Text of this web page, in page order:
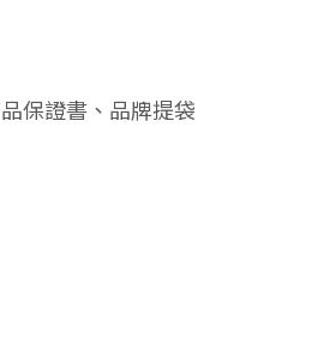
保證書、品牌提袋